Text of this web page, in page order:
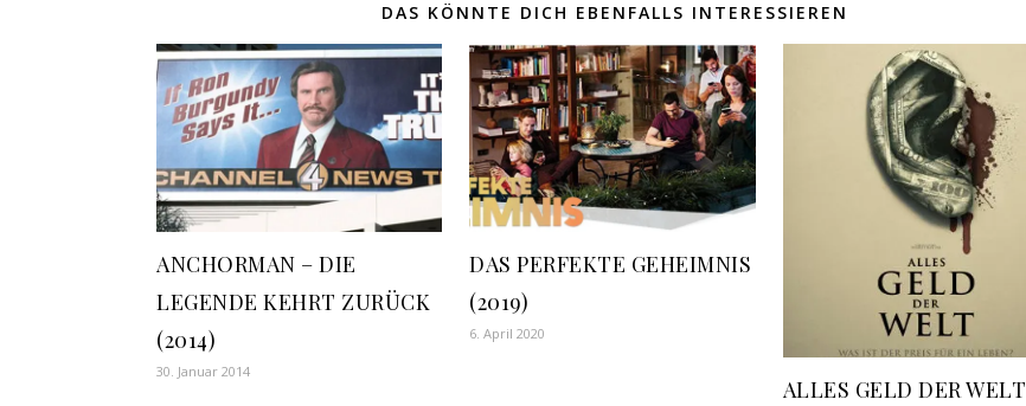
DAS KÖNNTE DICH EBENFALLS INTERESSIEREN
ANCHORMAN – DIE
LEGENDE KEHRT ZURÜCK
(2014)
30. Januar 2014
DAS PERFEKTE GEHEIMNIS
(2019)
6. April 2020
ALLES GELD DER WELT